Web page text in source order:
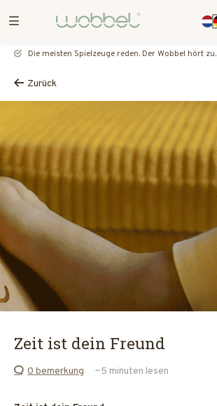
Die meisten Spielzeuge reden. Der Wobbel hört zu.
Zurück
Zeit ist dein Freund
0 bemerkung ~5 minuten lesen